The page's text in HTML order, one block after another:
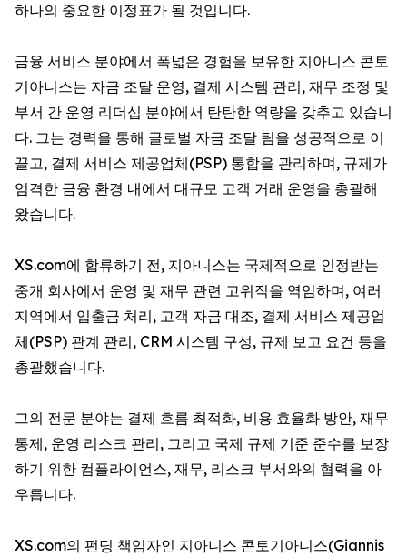
하나의 중요한 이정표가 될 것입니다.
금융 서비스 분야에서 폭넓은 경험을 보유한 지아니스 콘토
기아니스는 자금 조달 운영, 결제 시스템 관리, 재무 조정 및
부서 간 운영 리더십 분야에서 탄탄한 역량을 갖추고 있습니
다. 그는 경력을 통해 글로벌 자금 조달 팀을 성공적으로 이
끌고, 결제 서비스 제공업체(PSP) 통합을 관리하며, 규제가
엄격한 금융 환경 내에서 대규모 고객 거래 운영을 총괄해
왔습니다.
XS.com에 합류하기 전, 지아니스는 국제적으로 인정받는
중개 회사에서 운영 및 재무 관련 고위직을 역임하며, 여러
지역에서 입출금 처리, 고객 자금 대조, 결제 서비스 제공업
체(PSP) 관계 관리, CRM 시스템 구성, 규제 보고 요건 등을
총괄했습니다.
그의 전문 분야는 결제 흐름 최적화, 비용 효율화 방안, 재무
통제, 운영 리스크 관리, 그리고 국제 규제 기준 준수를 보장
하기 위한 컴플라이언스, 재무, 리스크 부서와의 협력을 아
우릅니다.
XS.com의 펀딩 책임자인 지아니스 콘토기아니스(Giannis